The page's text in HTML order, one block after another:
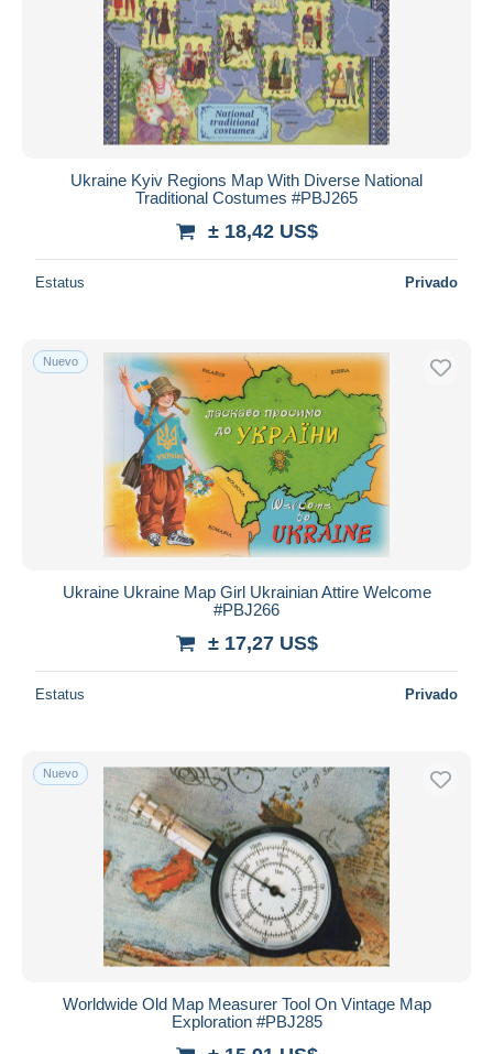
Ukraine Kyiv Regions Map With Diverse National
Traditional Costumes #PBJ265
± 18,42 US$
Estatus Privado
Nuevo
Ukraine Ukraine Map Girl Ukrainian Attire Welcome
#PBJ266
± 17,27 US$
Estatus Privado
Nuevo
Worldwide Old Map Measurer Tool On Vintage Map
Exploration #PBJ285